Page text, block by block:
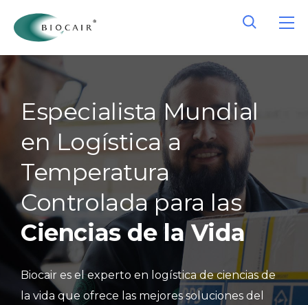
Especialista Mundial
en Logística a
Temperatura
Controlada para las
Ciencias de la Vida
Biocair es el experto en logística de ciencias de
la vida que ofrece las mejores soluciones del